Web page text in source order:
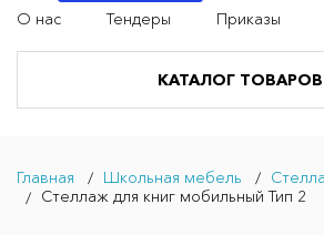
КАТАЛОГ ТОВАРОВ
О нас
Тендеры Приказы
Главная Школьная мебель
Стеллаж для книг мобильный Тип 2